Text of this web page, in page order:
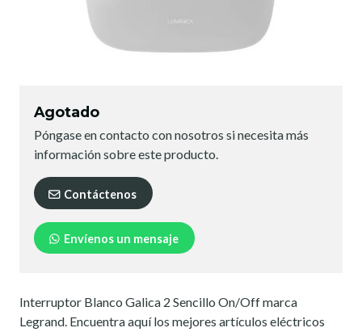
Agotado
Póngase en contacto con nosotros si necesita más
información sobre este producto.
Contáctenos
Envíenos un mensaje
Interruptor Blanco Galica 2 Sencillo On/Off marca
Legrand. Encuentra aquí los mejores artículos eléctricos